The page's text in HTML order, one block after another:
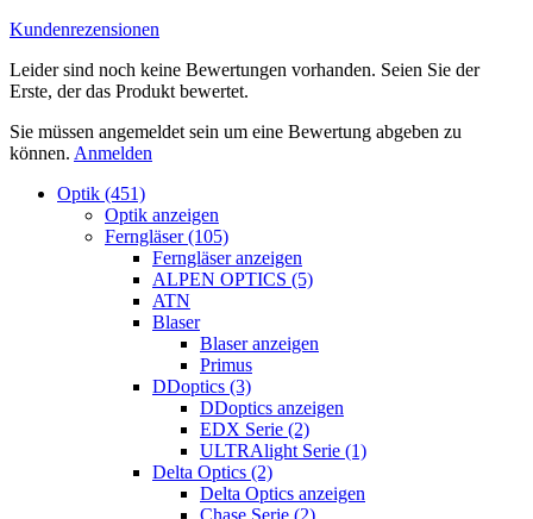
Kundenrezensionen
Leider sind noch keine Bewertungen vorhanden. Seien Sie der
Erste, der das Produkt bewertet.
Sie müssen angemeldet sein um eine Bewertung abgeben zu
können. Anmelden
Optik (451)
Optik anzeigen
Ferngläser (105)
Ferngläser anzeigen
ALPEN OPTICS (5)
ATN
Blaser
Blaser anzeigen
Primus
DDoptics (3)
DDoptics anzeigen
EDX Serie (2)
ULTRAlight Serie (1)
Delta Optics (2)
Delta Optics anzeigen
Chase Serie (2)